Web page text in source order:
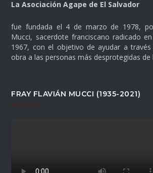
La Asociación Agape de El Salvador
fue fundada el 4 de marzo de 1978,
Mucci, sacerdote franciscano radicado
1967, con el objetivo de ayudar a
obra a las personas más desprotegidas de
FRAY FLAVIÁN MUCCI (1935-2021)